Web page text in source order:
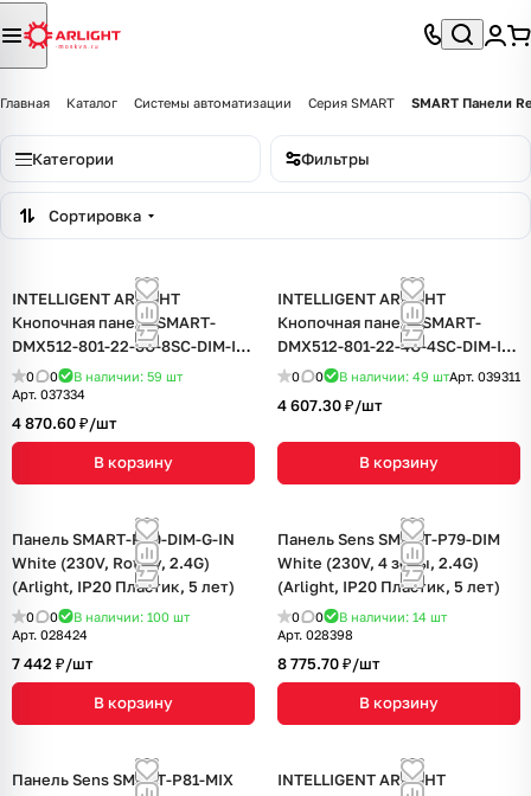
Главная Каталог Системы автоматизации Серия SMART SMART Панели
Категории Фильтры
Сортировка
INTELLIGENT ARLIGHT
Кнопочная панель SMART-
DMX512-801-22-8G-8SC-DIM-IN
White (230V, 2.4G) (IARL, IP20
Пластик, 5 лет)
0 0 В наличии: 59 шт
Арт. 037334
4 870.60 ₽/шт
В корзину
INTELLIGENT ARLIGHT
Кнопочная панель SMART-
DMX512-801-22-4G-4SC-DIM-IN
Grey (230V, 2.4G) (IARL, IP20
0 0 В наличии: 49 штАрт. 039311
4 607.30 ₽/шт
В корзину
Панель SMART-P90-DIM-G-IN
White (230V, Rotary, 2.4G)
(Arlight, IP20 Пластик, 5 лет)
0 0 В наличии: 100 шт
Арт. 028424
7 442 ₽/шт
В корзину
Панель Sens SMART-P79-DIM
White (230V, 4 зоны, 2.4G)
(Arlight, IP20 Пластик, 5 лет)
0 0 В наличии: 14 шт
Арт. 028398
8 775.70 ₽/шт
В корзину
Панель Sens SMART-P81-MIX
INTELLIGENT ARLIGHT